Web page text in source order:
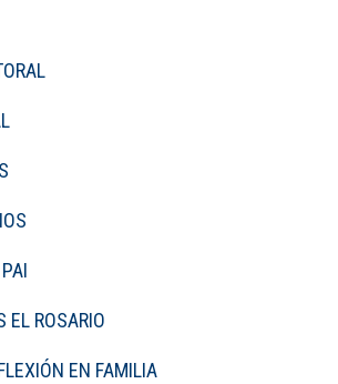
EL ROSARIO
EN FAMILIA